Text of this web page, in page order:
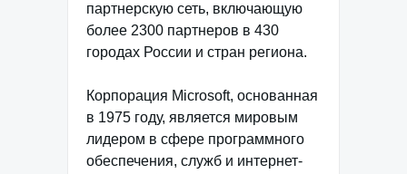
партнерскую сеть, включающую
более 2300 партнеров в 430
городах России и стран региона.
Корпорация Microsoft, основанная
в 1975 году, является мировым
лидером в сфере программного
обеспечения, служб и интернет-